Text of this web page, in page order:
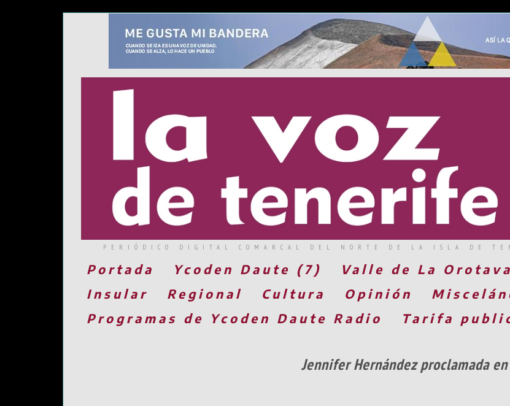
PERIÓDICO DIGITAL COMARCAL DEL NORTE DE LA ISLA DE
Portada Ycoden Daute (7) Valle de La
Insular
Regional Cultura Opinión
Programas de Ycoden Daute Radio
Tarifa
Jennifer Hernández proclamada